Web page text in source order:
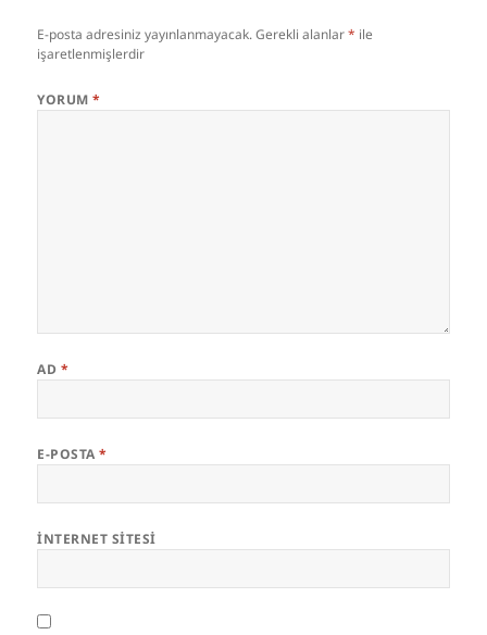
E-posta adresiniz yayınlanmayacak. Gerekli alanlar* ile
işaretlenmişlerdir
YORUM*
AD *
E-POSTA*
İNTERNET SITESI